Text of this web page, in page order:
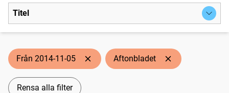
Titel
Från 2014-11-05 Aftonbladet
Rensa alla filter